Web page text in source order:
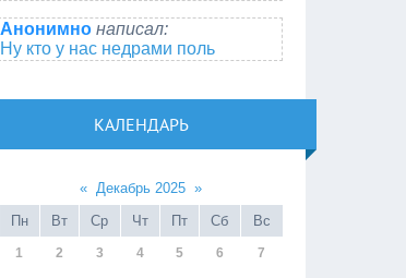
Анонимно написал:
Ну кто у нас недрами поль
КАЛЕНДАРЬ
« Декабрь 2025 »
Пн
Вт Ср Чт Пт Сб Вс
1 2 3 4 5 6 7